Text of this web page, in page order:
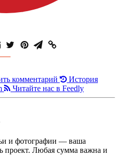
комментарий
История
Читайте нас в Feedly
и фотографии — ваша
проект. Любая сумма важна и